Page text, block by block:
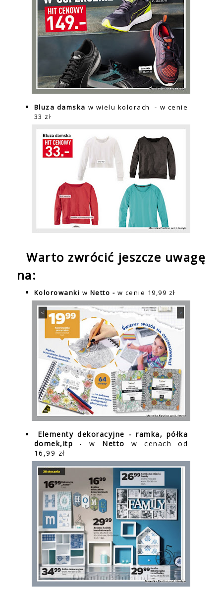
Bluza damska w wielu kolorach
- w cenie
33 zł
Warto zwrócić jeszcze uwagę
na:
Kolorowanki w Netto - w cenie 19,99 zł
Elementy dekoracyjne - ramka, półka
domek,itp - w Netto w cenach od
16,99 zł